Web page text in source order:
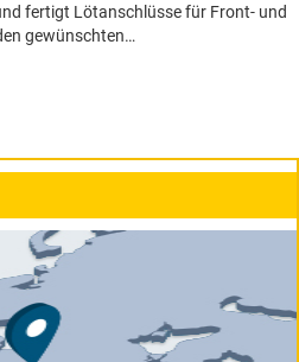
fer­tigt Lötan­schlüsse für Front- und
gewünschten…